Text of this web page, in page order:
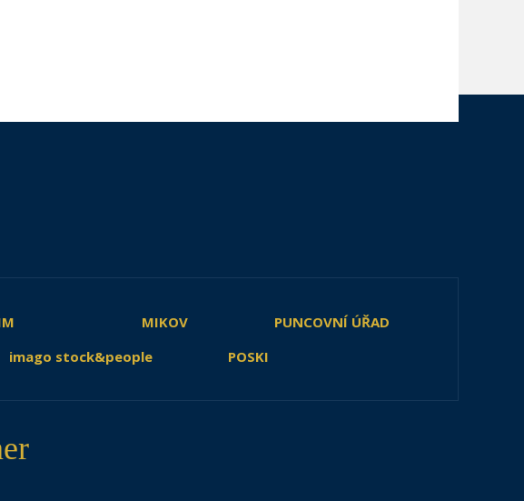
MIKOV
PUNCOVNÍ ÚŘAD
imago stock&people POSKI